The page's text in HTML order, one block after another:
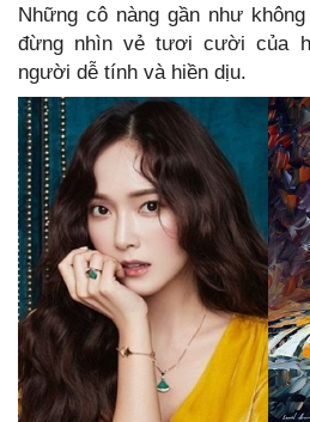
Những cô nàng gần như
đừng nhìn vẻ tươi cười của
người dễ tính và hiền dịu.